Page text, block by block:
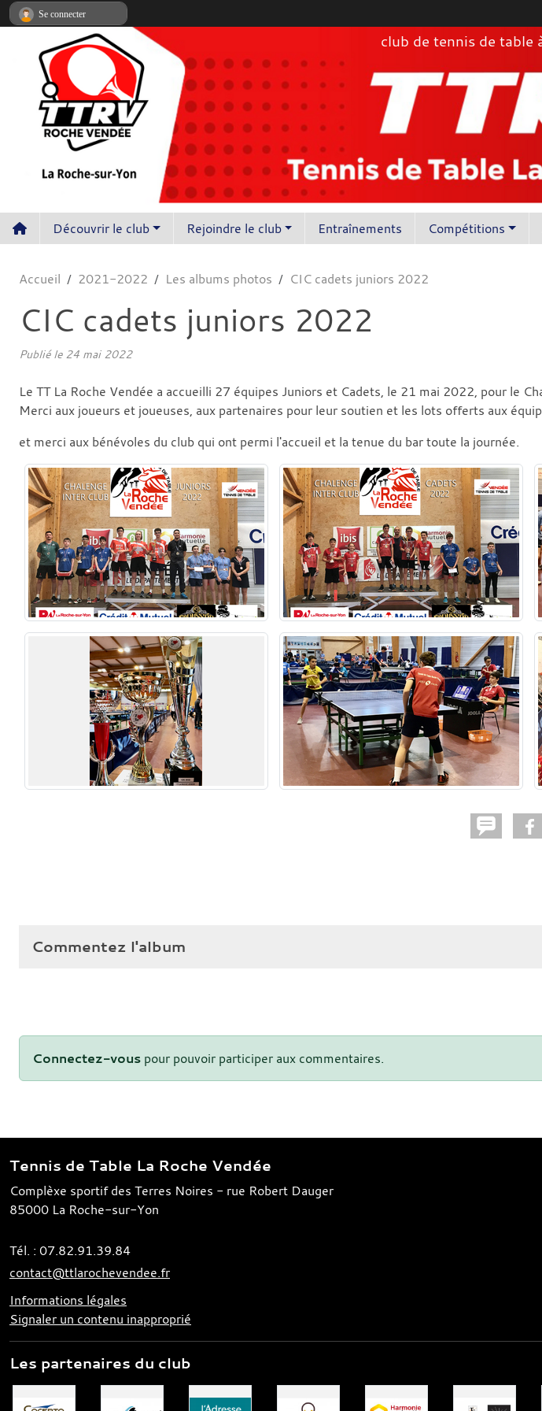
club de tennis de table
Découvrir le club Rejoindre le club Entraînements Compétitions
Accueil 2021-2022 Les albums photos CIC cadets juniors 2022
CIC cadets juniors 2022
Publié le 24 mai 2022
Le TT La Roche Vendée a accueilli 27 équipes Juniors et Cadets, le 21 mai 2022, pour le
Merci aux joueurs et joueuses, aux partenaires pour leur soutien et les lots offerts aux
et merci aux bénévoles du club qui ont permi l'accueil et la tenue du bar toute la journée.
Commentez l'album
Connectez-vous pour pouvoir participer aux commentaires.
Tennis de Table La Roche Vendée
Complèxe sportif des Terres Noires - rue Robert Dauger
85000 La Roche-sur-Yon
Tél. : 07.82.91.39.84
contact@ttlarochevendee.fr
Informations légales
Signaler un contenu inapproprié
Les partenaires du club
Se connecter
Panneau de gestion des cookies